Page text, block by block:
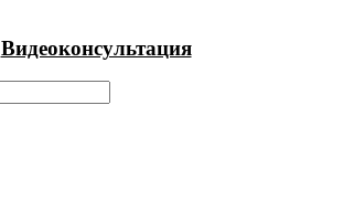
Видеоконсультация